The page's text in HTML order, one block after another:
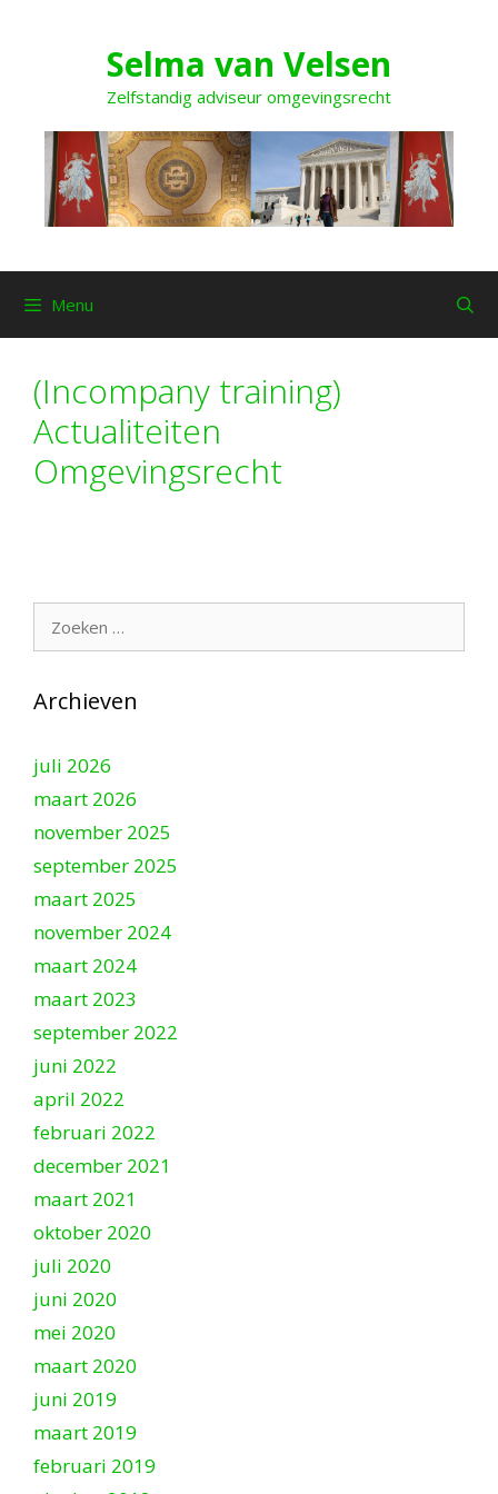
Selma van Velsen
Zelfstandig adviseur omgevingsrecht
Menu
(Incompany training)
Actualiteiten
Omgevingsrecht
Archieven
juli 2026
maart 2026
november 2025
september 2025
maart 2025
november 2024
maart 2024
maart 2023
september 2022
juni 2022
april 2022
februari 2022
december 2021
maart 2021
oktober 2020
juli 2020
juni 2020
mei 2020
maart 2020
juni 2019
maart 2019
februari 2019